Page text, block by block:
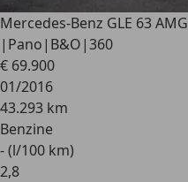
Mercedes-Benz GLE 63 AMG
|Pano|B&O|360
€ 69.900
01/2016
43.293 km
Benzine
- (l/100 km)
2,8